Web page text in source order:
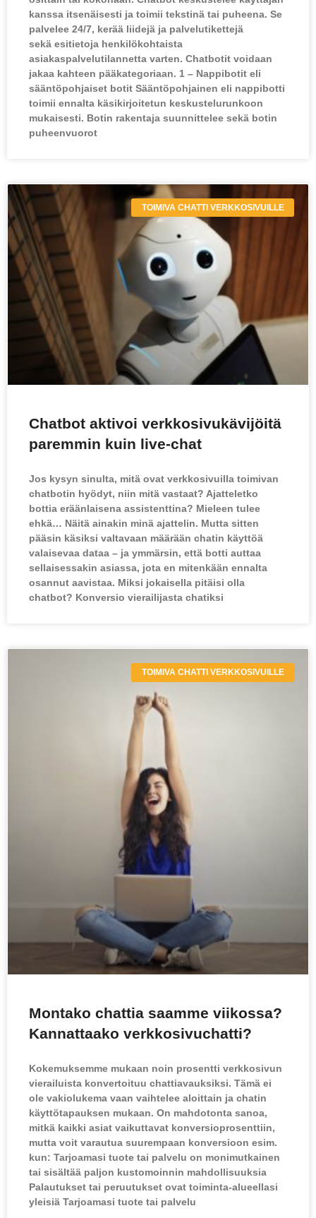
kanssa itsenäisesti ja toimii tekstinä tai puheena. Se
palvelee 24/7, kerää liidejä ja palvelutikettejä
sekä esitietoja henkilökohtaista
asiakaspalvelutilannetta varten. Chatbotit voidaan
jakaa kahteen pääkategoriaan. 1 – Nappibotit eli
sääntöpohjaiset botit Sääntöpohjainen eli nappibotti
toimii ennalta käsikirjoitetun keskustelurunkoon
mukaisesti. Botin rakentaja suunnittelee sekä botin
puheenvuorot
TOIMIVA CHATTI VERKKOSIVUILLE
Chatbot aktivoi verkkosivukävijöitä
paremmin kuin live-chat
Jos kysyn sinulta, mitä ovat verkkosivuilla toimivan
chatbotin hyödyt, niin mitä vastaat? Ajatteletko
bottia eräänlaisena assistenttina? Mieleen tulee
ehkä… Näitä ainakin minä ajattelin. Mutta sitten
pääsin käsiksi valtavaan määrään chatin käyttöä
valaisevaa dataa – ja ymmärsin, että botti auttaa
sellaisessakin asiassa, jota en mitenkään ennalta
osannut aavistaa. Miksi jokaisella pitäisi olla
chatbot? Konversio vierailijasta chatiksi
TOIMIVA CHATTI VERKKOSIVUILLE
Montako chattia saamme viikossa?
Kannattaako verkkosivuchatti?
Kokemuksemme mukaan noin prosentti verkkosivun
vierailuista konvertoituu chattiavauksiksi. Tämä ei
ole vakiolukema vaan vaihtelee aloittain ja chatin
käyttötapauksen mukaan. On mahdotonta sanoa,
mitkä kaikki asiat vaikuttavat konversioprosenttiin,
mutta voit varautua suurempaan konversioon esim.
kun: Tarjoamasi tuote tai palvelu on monimutkainen
tai sisältää paljon kustomoinnin mahdollisuuksia
Palautukset tai peruutukset ovat toiminta-alueellasi
yleisiä Tarjoamasi tuote tai palvelu